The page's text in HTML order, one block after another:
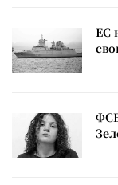
ЕС